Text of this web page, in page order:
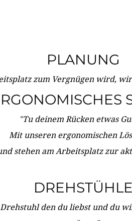
PLANUNG
zum Vergnügen wird,
"Tu deinem Rücken etwas
Mit unseren ergonomischen
stehen am Arbeitsplatz zur
DREHSTÜHLE
den du liebst und du